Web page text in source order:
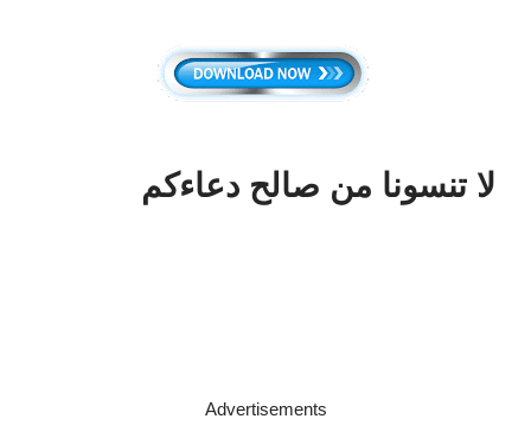
لا تنسونا من صالح دعاءكم
Advertisements